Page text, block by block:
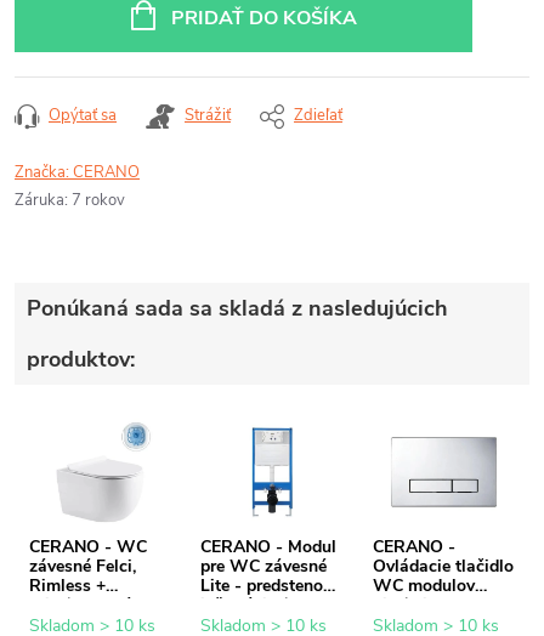
PRIDAŤ DO KOŠÍKA
Opýtať sa Strážiť Zdieľať
Značka:CERANO
Záruka: 7 rokov
Ponúkaná sada sa skladá z nasledujúcich
produktov:
CERANO - WC
závesné Felci,
Rimless +
Slim/UF sedátko -
biela lesklá -
Skladom > 10 ks
CERANO - Modul
pre WC závesné
Lite - predstenová
inštalácia /
sadrokartón -
Skladom > 10 ks
CERANO -
Ovládacie tlačidlo
WC modulov
Lite/Slim - ABS -
chróm
Skladom > 10 ks